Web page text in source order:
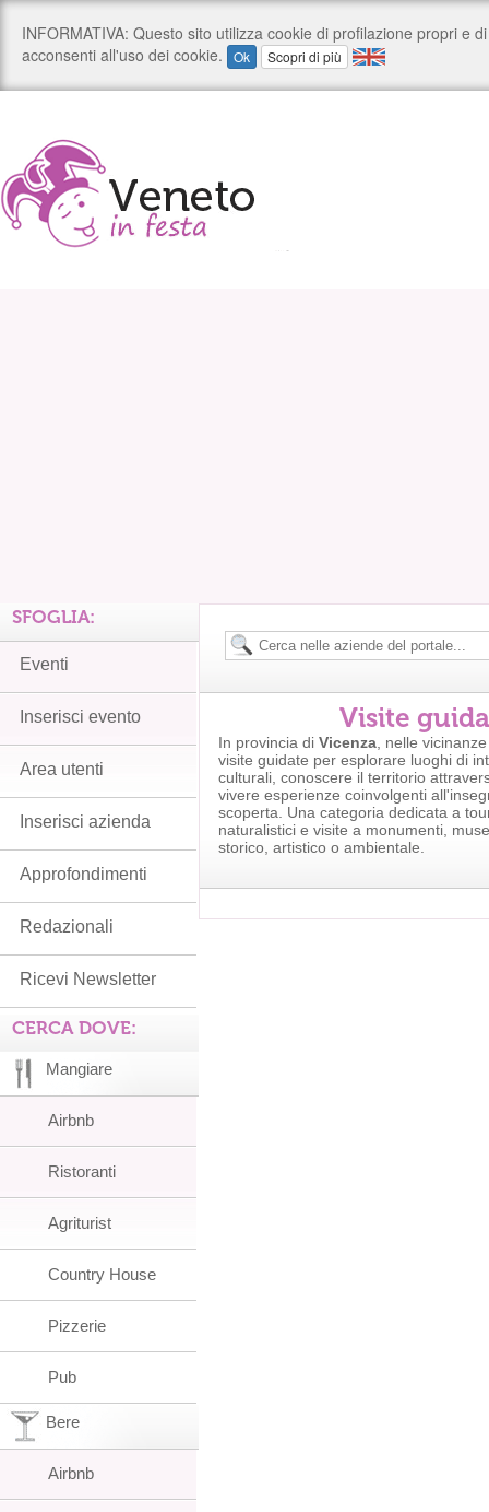
Visite
In provincia di Vicenza , nelle
visite guidate per esplorare luoghi di
culturali, conoscere il territorio
vivere esperienze coinvolgenti
scoperta. Una categoria dedicata a
naturalistici e visite a monumenti,
storico, artistico o ambientale.
SFOGLIA:
Eventi
Inserisci evento
Area utenti
Inserisci azienda
Approfondimenti
Redazionali
Ricevi Newsletter
CERCA DOVE:
Mangiare
Airbnb
Ristoranti
Agriturist
Country House
Pizzerie
Pub
Bere
Airbnb